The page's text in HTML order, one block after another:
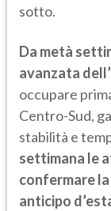
sotto.
Da metà
avanzata
occupare
Centro-Sud,
stabilità e
settimana le
confermare
anticipo